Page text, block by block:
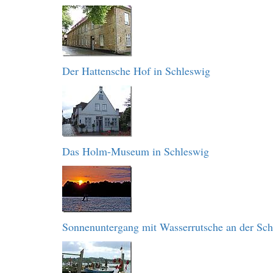
Der Hattensche Hof in Schleswig
Das Holm-Museum in Schleswig
Sonnenuntergang mit Wasserrutsche an der